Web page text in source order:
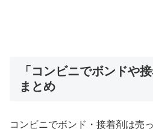
「コンビニでボンドや
まとめ
コンビニでボンド・接着剤は売